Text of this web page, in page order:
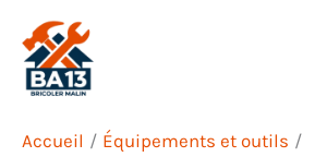
contenu
Accueil
Équipements et outils
Rechercher